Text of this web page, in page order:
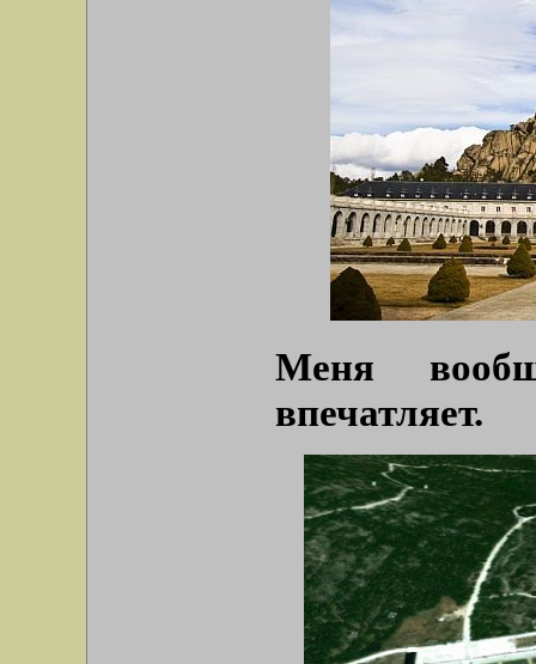
Меня
впечатляет.